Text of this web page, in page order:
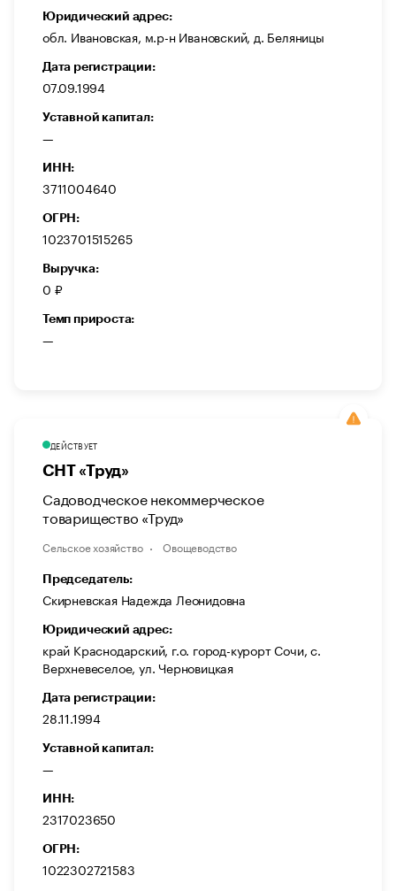
Юридический адрес:
обл. Ивановская, м.р-н Ивановский, д. Беляницы
Дата регистрации:
07.09.1994
Уставной капитал:
—
ИНН:
3711004640
ОГРН:
1023701515265
Выручка:
0 ₽
Темп прироста:
—
ДЕЙСТВУЕТ
СНТ «Труд»
Садоводческое некоммерческое
товарищество «Труд»
Сельское хозяйство Овощеводство
Председатель:
Скирневская Надежда Леонидовна
Юридический адрес:
край Краснодарский, г.о. город-курорт Сочи, с.
Верхневеселое, ул. Черновицкая
Дата регистрации:
28.11.1994
Уставной капитал:
—
ИНН:
2317023650
ОГРН:
1022302721583